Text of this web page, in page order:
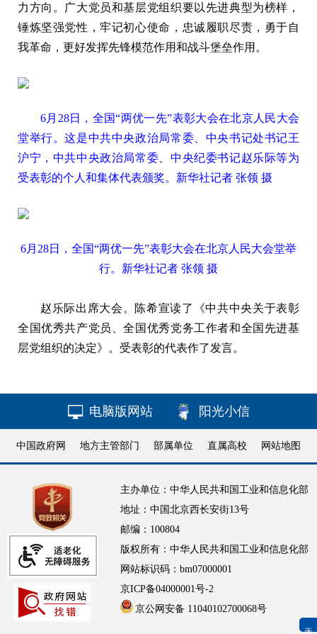
力方向。广大党员和基层党组织要以先进典型为榜样，
锤炼坚强党性，牢记初心使命，忠诚履职尽责，勇于自
我革命，更好发挥先锋模范作用和战斗堡垒作用。
6月28日，全国“两优一先”表彰大会在北京人民大会
堂举行。这是中共中央政治局常委、中央书记处书记王
沪宁，中共中央政治局常委、中央纪委书记赵乐际等为
受表彰的个人和集体代表颁奖。新华社记者 张领 摄
6月28日，全国“两优一先”表彰大会在北京人民大会堂举
行。新华社记者 张领 摄
赵乐际出席大会。陈希宣读了《中共中央关于表彰
全国优秀共产党员、全国优秀党务工作者和全国先进基
层党组织的决定》。受表彰的代表作了发言。
无障碍浏览
电脑版网站 阳光小信
中国政府网 地方主管部门 部属单位 直属高校 网站地图
主办单位：中华人民共和国工业和信息化部
地址：中国北京西长安街13号
邮编：100804
版权所有：中华人民共和国工业和信息化部
网站标识码：bm07000001
京ICP备04000001号-2
京公网安备 11040102700068号